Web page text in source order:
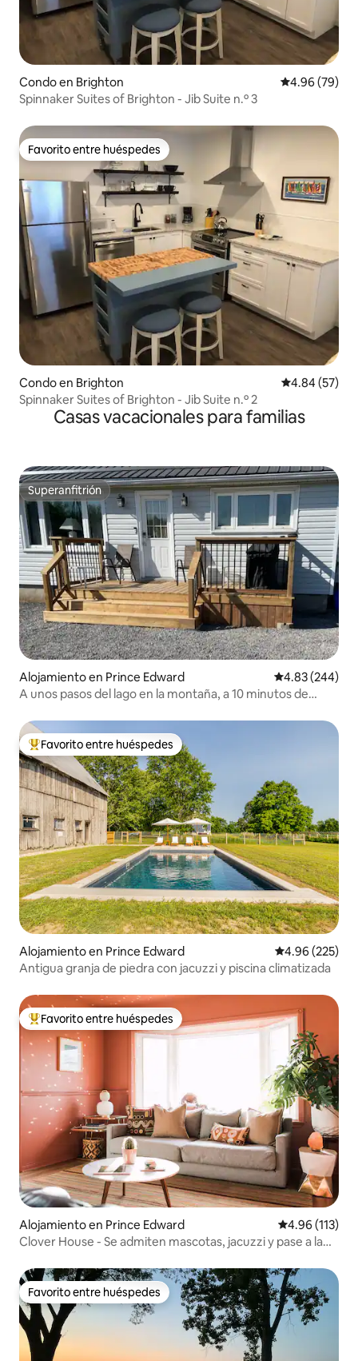
Condo en Brighton Calificación
4.96 (79)
Spinnaker Suites of Brighton - Jib Suite n.º 3
Favorito entre huéspedes
Favorito entre huéspedes
Condo en Brighton Calificación
4.84 (57)
Spinnaker Suites of Brighton - Jib Suite n.º 2
Casas vacacionales para familias
Superanfitrión
Superanfitrión
Alojamiento en Prince Edward Calificación
4.83 (244)
A unos pasos del lago en la montaña, a 10 minutos de
Favorito entre huéspedes preferido
Favorito entre huéspedes
Alojamiento en Prince Edward Calificación
4.96 (225)
Antigua granja de piedra con jacuzzi y piscina climatizada
Favorito entre huéspedes preferido
Favorito entre huéspedes
Alojamiento en Prince Edward Calificación
4.96 (113)
Clover House - Se admiten mascotas, jacuzzi y pase a la
Favorito entre huéspedes
Favorito entre huéspedes